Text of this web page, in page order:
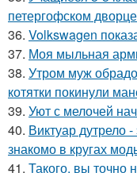
петергофском
36. Volkswagen
37. Моя мыльная
38. Утром муж
котятки покинули
39. Уют с мелочей
40. Виктуар дутрело
знакомо в кругах
41. Такого, вы точно